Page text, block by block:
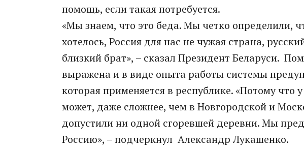
помощь, если такая потребуется.
«Мы знаем, что это беда. Мы четко определили,
хотелось, Россия для нас не чужая страна,
близкий брат», – сказал Президент Беларуси.
выражена и в виде опыта работы системы
которая применяется в республике. «Потому что
может, даже сложнее, чем в Новгородской и
допустили ни одной сгоревшей деревни. Мы
Россию», – подчеркнул Александр Лукашенко.